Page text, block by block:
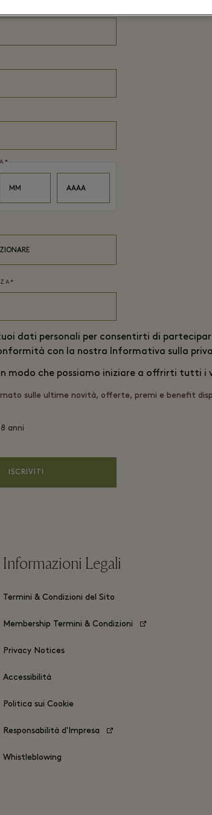
*
Month
MM
Year
AAAA
*
dati personali per consentirti di
con la nostra
Informativa sulla
modo che possiamo iniziare a offrirti tutti i
sulle ultime novità, offerte, premi e benefit
anni
ISCRIVITI
Informazioni Legali
Termini & Condizioni del Sito
Membership Termini & Condizioni
Privacy Notices
Accessibilità
Politica sui Cookie
Responsabilità d'Impresa
Whistleblowing